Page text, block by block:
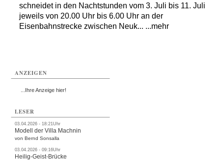
schneidet in den Nachtstunden vom 3. Juli bis 11. Juli
jeweils von 20.00 Uhr bis 6.00 Uhr an der
Eisenbahnstrecke zwischen Neuk... ...mehr
ANZEIGEN
...Ihre Anzeige hier!
LESER
03.04.2026 - 18:21Uhr
Modell der Villa Machnin
von Bernd Sonsalla
03.04.2026 - 09:16Uhr
Heilig-Geist-Brücke